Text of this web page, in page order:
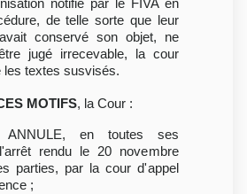
notifié par le FIVA en
de telle sorte que leur
conservé son objet, ne
jugé irrecevable, la cour
les textes susvisés.
MOTIFS, la Cour :
ANNULE, en toutes ses
rendu le 20 novembre
parties, par la cour d'appel
;